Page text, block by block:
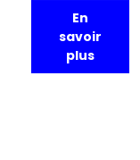
En
savoir
plus